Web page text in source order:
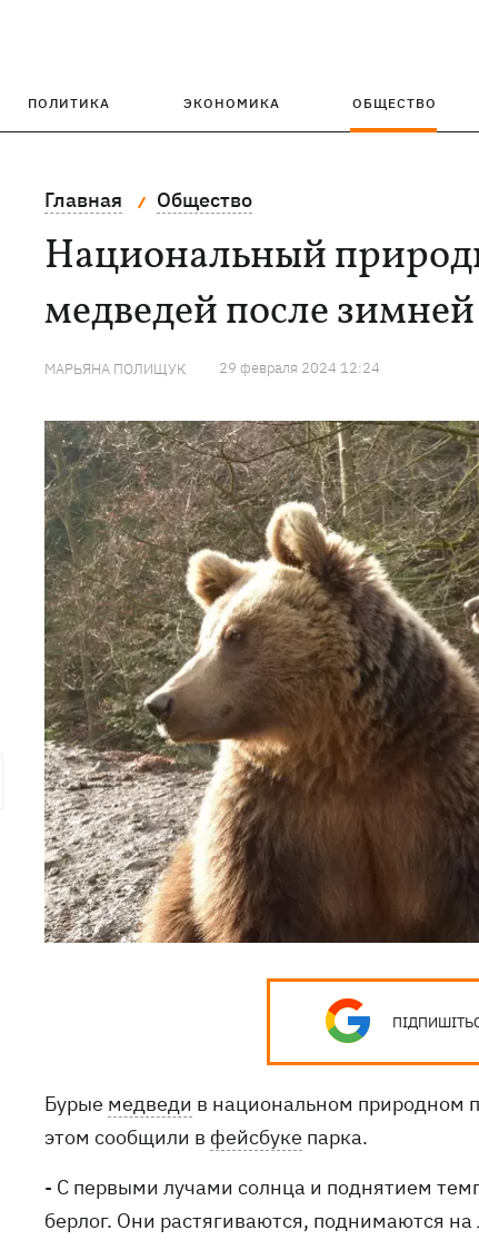
ПОЛИТИКА ЭКОНОМИКА ОБЩЕСТВО
Главная Общество
Национальный
медведей после
МАРЬЯНА ПОЛИЩУК 29 февраля 2024 12:24
Бурые медведи в национальном природном
этом сообщили в фейсбуке парка.
- С первыми лучами солнца и поднятием
берлог. Они растягиваются, поднимаются